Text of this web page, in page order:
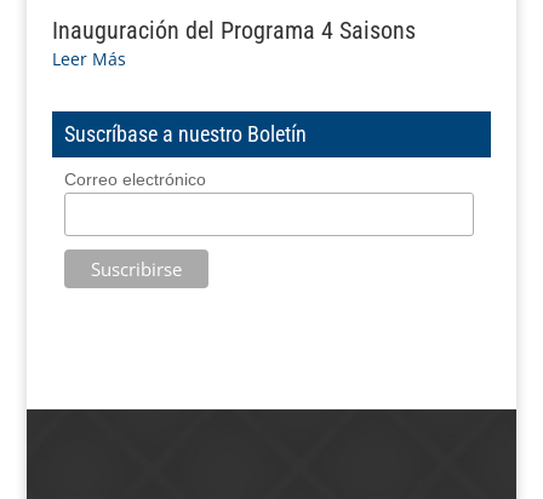
Inauguración del Programa 4 Saisons
Leer Más
Suscríbase a nuestro Boletín
Correo electrónico